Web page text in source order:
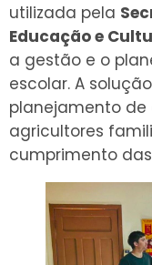
utilizada pela
Educação e
a gestão e o
escolar. A
planejamento
agricultores
cumprimento